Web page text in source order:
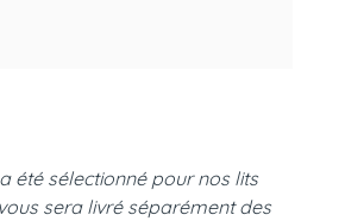
été sélectionné pour nos lits
sera livré séparément des